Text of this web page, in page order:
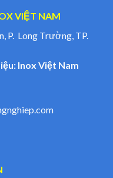
VIỆT NAM
P. Long Trường, TP.
Inox Việt Nam